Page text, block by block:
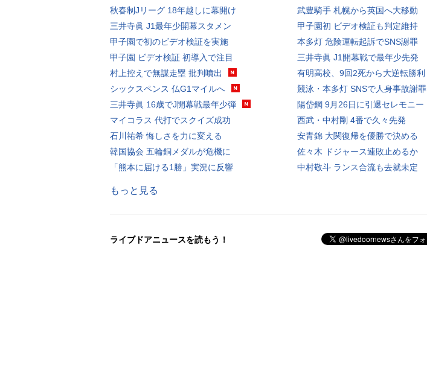
秋春制Jリーグ 18年越しに幕開け
三井寺眞 J1最年少開幕スタメン
甲子園で初のビデオ検証を実施
甲子園 ビデオ検証 初導入で注目
村上控えで無謀走塁 批判噴出
シックスペンス 仏G1マイルへ
三井寺眞 16歳でJ開幕戦最年少弾
マイコラス 代打でスクイズ成功
石川祐希 悔しさを力に変える
韓国協会 五輪銅メダルが危機に
「熊本に届ける1勝」実況に反響
武豊騎手 札幌から英国へ大移動
甲子園初 ビデオ検証も判定維持
本多灯 危険運転起訴でSNS謝罪
三井寺眞 J1開幕戦で最年少先発
有明高校、9回2死から大逆転勝利
競泳・本多灯 SNSで人身事故謝罪
陽岱鋼 9月26日に引退セレモニー
西武・中村剛 4番で久々先発
安青錦 大関復帰を優勝で決める
佐々木 ドジャース連敗止めるか
中村敬斗 ランス合流も去就未定
もっと見る
ライブドアニュースを読もう！